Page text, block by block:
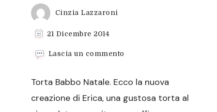
Cinzia Lazzaroni
21 Dicembre 2014
Lascia un commento
Natale
Torta Babbo Natale. Ecco la nuova
creazione di Erica, una gustosa torta al